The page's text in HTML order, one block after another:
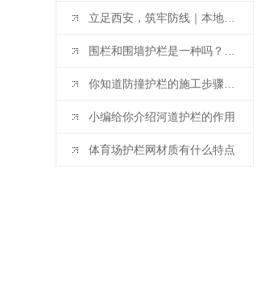
立足西安，筑牢防线｜本地铁工业围墙护栏赋能产业 升级
围栏和围墙护栏是一种吗？他们有什么区别
你知道防撞护栏的施工步骤有哪些吗？
小编给你介绍河道护栏的作用
体育场护栏网材质有什么特点